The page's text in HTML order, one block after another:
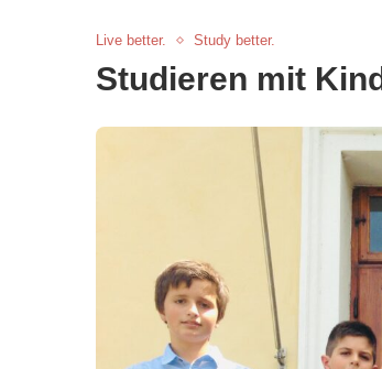
Live better. Study better.
Studieren mit